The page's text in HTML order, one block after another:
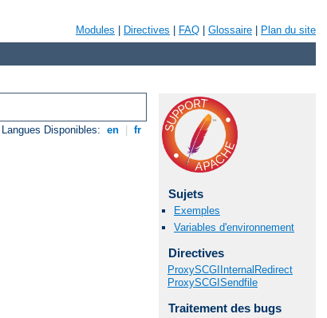
Modules Directives FAQ Glossaire Plan du site
Langues Disponibles: en fr
Sujets
Exemples
Variables d'environnement
Directives
ProxySCGIInternalRedirect
ProxySCGISendfile
Traitement des bugs